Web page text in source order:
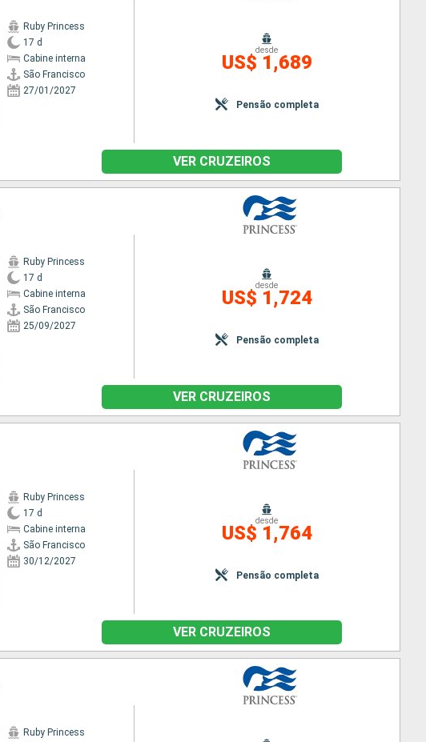
Ruby Princess
17 d
Cabine interna
São Francisco
27/01/2027
desde
US$ 1,689
Pensão completa
VER CRUZEIROS
Ruby Princess
17 d
Cabine interna
São Francisco
25/09/2027
desde
US$ 1,724
Pensão completa
VER CRUZEIROS
Ruby Princess
17 d
Cabine interna
São Francisco
30/12/2027
desde
US$ 1,764
Pensão completa
VER CRUZEIROS
Ruby Princess